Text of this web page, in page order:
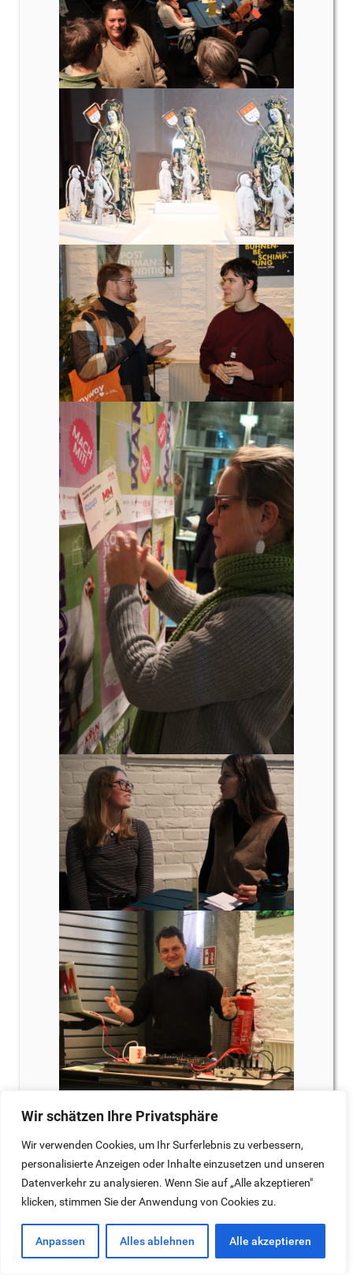
Wir schätzen Ihre Privatsphäre
Wir verwenden Cookies, um Ihr Surferlebnis zu verbessern,
personalisierte Anzeigen oder Inhalte einzusetzen und unseren
Datenverkehr zu analysieren. Wenn Sie auf „Alle akzeptieren"
klicken, stimmen Sie der Anwendung von Cookies zu.
Anpassen Alles ablehnen Alle akzeptieren